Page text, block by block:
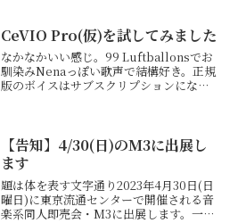
CeVIO Pro(仮)を試してみました
なかなかいい感じ。99 Luftballonsでお
馴染みNenaっぽい歌声で結構好き。正規
版のボイスはサブスクリプションになる
た...
【告知】4/30(日)のM3に出展し
ます
題は体を表す文字通り2023年4月30日(日
曜日)に東京流通センターで開催される音
楽系同人即売会・M3に出展します。一般